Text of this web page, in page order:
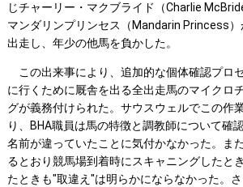
じチャーリー・マクブライド（Charlie
マンダリンプリンセス（Mandarin Princess
出走し、年少の他馬を負かした。
この出来事により、追加的な個体確認プロ
に行くために厩舎を出る全出走馬のマイクロ
グが義務付けられた。サウスウェルでこの作
り、BHA職員は馬の特徴と調教師について確
名前が違っていたことに気付かなかった。ま
るとおり競馬場到着時にスキャニングしたと
たときも"取違え"は明らかにならなかった。